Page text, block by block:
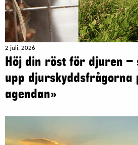
2 juli, 2026
Höj din röst för djuren –
upp djurskyddsfrågorna
agendan»